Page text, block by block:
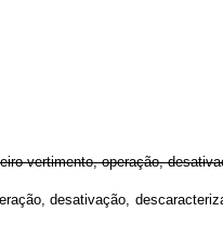
vertimento, operação,
desativação,